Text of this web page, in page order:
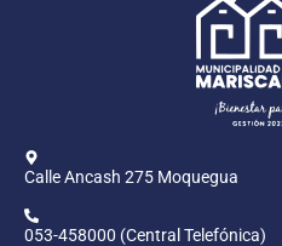
Calle Ancash 275 Moquegua
053-458000 (Central Telefónica)